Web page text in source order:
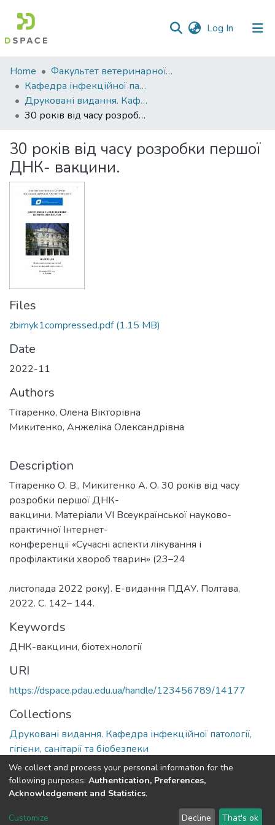
Log In (current)
Communities
&
Collections
All of DSpace
Statistics
Home
Факультет ветеринарної медицини
Кафедра інфекційної патології, гігієни, санітарії та біобезпеки
Друковані видання. Кафедра інфекційної патології, гігієни, санітарії та біобезпеки
30 років від часу розробки першої ДНК- вакцини.
30 років від часу розробки першої
ДНК- вакцини.
Files
zbirnyk1compressed.pdf(1.15 MB)
Date
2022-11
Authors
Тітаренко, Олена Вікторівна
Микитенко, Анжеліка Олександрівна
Description
Тітаренко О. В., Микитенко А. О. 30 років від часу
розробки першої ДНК-
вакцини. Матеріали VІ Всеукраїнської науково-
практичної Інтернет-
конференції «Сучасні аспекти лікування і
профілактики хвороб тварин» (23–24
листопада 2022 року). Е-видання ПДАУ. Полтава,
2022. С. 142– 144.
Keywords
ДНК-вакцини, біотехнології
URI
https://dspace.pdau.edu.ua/handle/123456789/14177
Collections
Друковані видання. Кафедра інфекційної патології,
гігієни, санітарії та біобезпеки
Full item page
DSpace software copyright © 2002-2026 LYRASIS
We collect and process your personal information for the
following purposes: Authentication, Preferences,
Acknowledgement and Statistics.
Customize Decline That's ok